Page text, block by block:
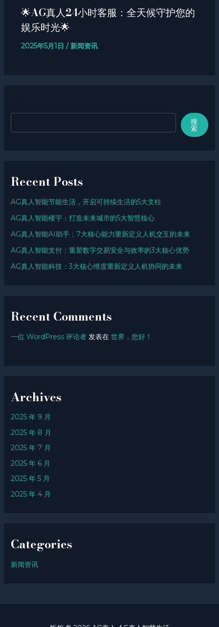
🌟AG真人24小时客服：全天候守护您的
娱乐时光🌟
2025年5月1日 /新闻资讯
搜
索
Recent Posts
AG真人智能节能生活，开启可持续生活的5大支柱
AG真人智能楼宇：打造未来城市的5大智慧核心
AG真人智能AI助手：7大核心能力重新定义人机交互的未来
AG真人智能支付：重塑数字交易安全与效率的3大核心优势
AG真人智能科技：3大核心维度重新定义人机协同的未来
Recent Comments
一位 WordPress 评论者发表在 世界，您好！
Archives
2025 年 9 月
2025 年 8 月
2025 年 7 月
2025 年 6 月
2025 年 5 月
2025 年 4 月
Categories
新闻资讯